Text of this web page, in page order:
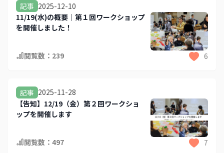
記事 2025-12-10
11/19(水)の概要｜第１回ワークショップ
を開催しました！
閲覧数： 239 6
記事 2025-11-28
【告知】12/19（金）第２回ワークショ
ップを開催します
閲覧数： 497 7